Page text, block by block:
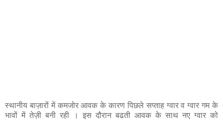
स्थानीय बाज़ारों में कमजोर आवक के कारण पिछले सप्ताह ग्वार व ग्वार गम के
भावों में तेज़ी बनी रही । इस दौरान बढती आवक के साथ नए ग्वार को